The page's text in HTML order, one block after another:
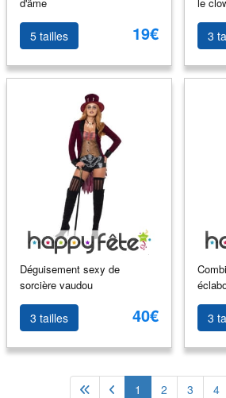
5 tailles 19€ 3
Déguisement sexy de
sorcière vaudou
3 tailles 40€ 3
1 2 3 4